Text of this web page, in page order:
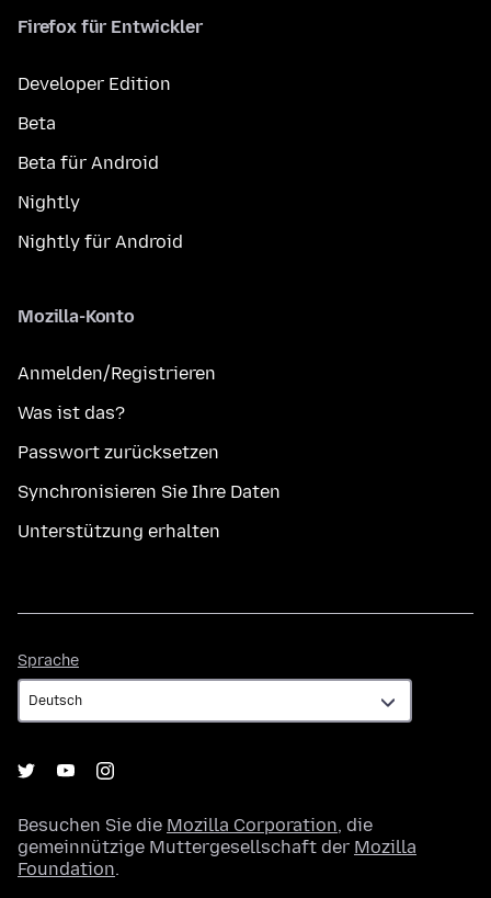
Firefox für Entwickler
Developer Edition
Beta
Beta für Android
Nightly
Nightly für Android
Mozilla-Konto
Anmelden/Registrieren
Was ist das?
Passwort zurücksetzen
Synchronisieren Sie Ihre Daten
Unterstützung erhalten
Sprache
Besuchen Sie die Mozilla Corporation, die
gemeinnützige Muttergesellschaft der Mozilla
Foundation.